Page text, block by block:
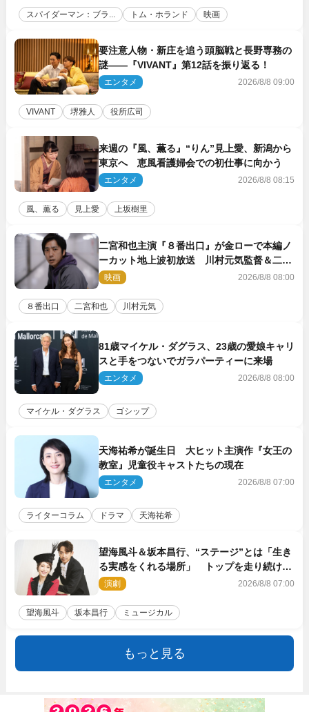
スパイダーマン：ブラ... トム・ホランド 映画
要注意人物・新庄を追う頭脳戦と長野専務の
謎――『VIVANT』第12話を振り返る！
エンタメ 2026/8/8 09:00
VIVANT 堺雅人 役所広司
来週の『風、薫る』“りん”見上愛、新潟から
東京へ 恵風看護婦会での初仕事に向かう
エンタメ 2026/8/8 08:15
風、薫る 見上愛 上坂樹里
二宮和也主演『８番出口』が金ローで本編ノ
ーカット地上波初放送 川村元気監督＆二宮
コメント到着
映画 2026/8/8 08:00
８番出口 二宮和也 川村元気
81歳マイケル・ダグラス、23歳の愛娘キャリ
スと手をつないでガラパーティーに来場
エンタメ 2026/8/8 08:00
マイケル・ダグラス ゴシップ
天海祐希が誕生日 大ヒット主演作『女王の
教室』児童役キャストたちの現在
エンタメ 2026/8/8 07:00
ライターコラム ドラマ 天海祐希
望海風斗＆坂本昌行、“ステージ”とは「生き
る実感をくれる場所」 トップを走り続ける
原動力を語る
演劇 2026/8/8 07:00
望海風斗 坂本昌行 ミュージカル
もっと見る